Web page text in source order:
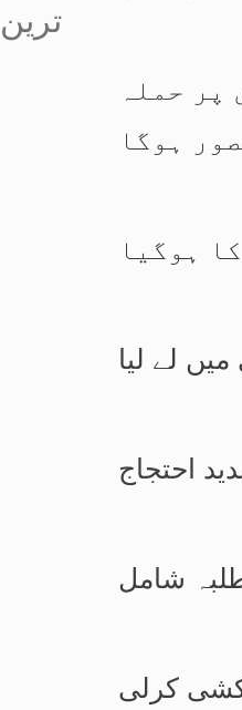
ترین
حملہ
ہوگا
لے لیا
احتجاج
شامل
کرلی